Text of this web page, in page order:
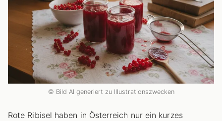
© Bild AI generiert zu Illustrationszwecken
Rote Ribisel haben in Österreich nur ein kurzes